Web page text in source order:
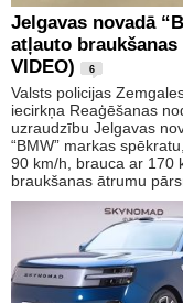
Jelgavas novadā
atļauto
VIDEO)
6
Valsts policijas
iecirkņa Reaģēšanas
uzraudzību Jelgavas
“BMW” markas
90 km/h, brauca ar 170
braukšanas ātrumu